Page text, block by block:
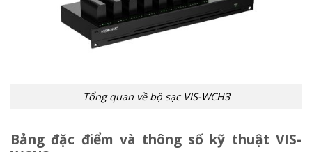
Tổng quan về bộ sạc VIS-WCH3
Bảng đặc điểm và thông số kỹ thuật VIS-